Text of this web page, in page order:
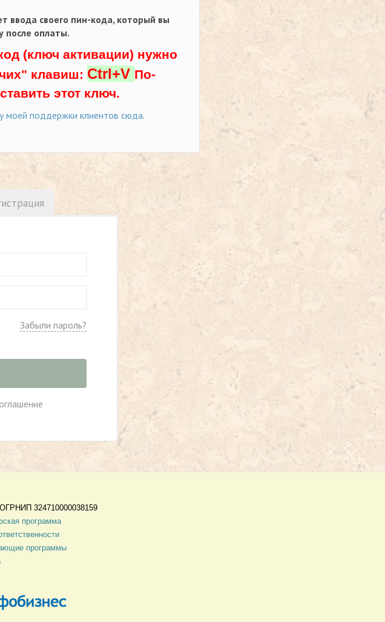
ввода своего пин-кода, который вы
после оплаты.
(ключ активации) нужно
клавиш: Ctrl+V По-
этот ключ.
моей поддержки клиентов сюда.
Забыли пароль?
ОГРНИП 324710000038159
программа
программы